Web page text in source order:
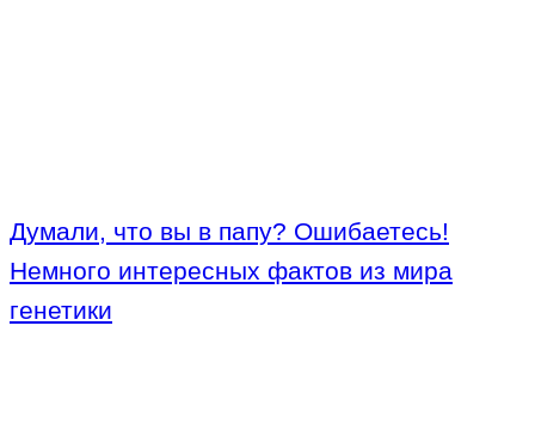
Думали, что вы в папу? Ошибаетесь!
Немного интересных фактов из мира
генетики